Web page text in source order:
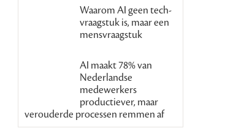
Waarom AI geen tech-
vraagstuk is, maar een
mensvraagstuk
AI maakt 78% van
Nederlandse
medewerkers
productiever, maar
verouderde processen remmen af